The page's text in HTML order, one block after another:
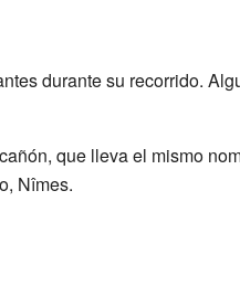
durante su recorrido.
que lleva el mismo
Nîmes.